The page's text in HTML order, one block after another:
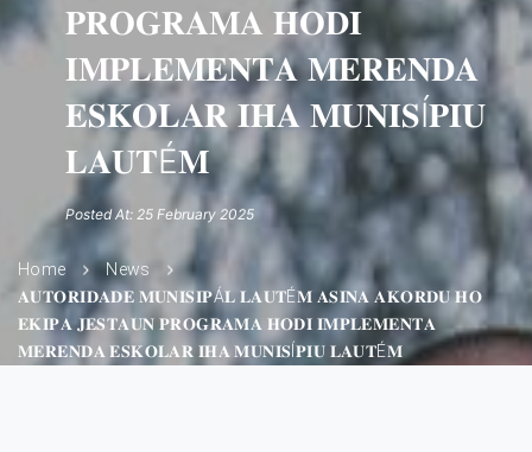
𝐏𝐑𝐎𝐆𝐑𝐀𝐌𝐀 𝐇𝐎𝐃𝐈
𝐈𝐌𝐏𝐋𝐄𝐌𝐄𝐍𝐓𝐀 𝐌𝐄𝐑𝐄𝐍𝐃𝐀
𝐄𝐒𝐊𝐎𝐋𝐀𝐑 𝐈𝐇𝐀 𝐌𝐔𝐍𝐈𝐒Í𝐏𝐈𝐔
𝐋𝐀𝐔𝐓É𝐌
Posted At: 25 February 2025
Home
News
𝐀𝐔𝐓𝐎𝐑𝐈𝐃𝐀𝐃𝐄 𝐌𝐔𝐍𝐈𝐒𝐈𝐏Á𝐋 𝐋𝐀𝐔𝐓É𝐌 𝐀𝐒𝐈𝐍𝐀 𝐀𝐊𝐎𝐑𝐃𝐔 𝐇𝐎
𝐄𝐊𝐈𝐏𝐀 𝐉𝐄𝐒𝐓𝐀𝐔𝐍 𝐏𝐑𝐎𝐆𝐑𝐀𝐌𝐀 𝐇𝐎𝐃𝐈 𝐈𝐌𝐏𝐋𝐄𝐌𝐄𝐍𝐓𝐀
𝐌𝐄𝐑𝐄𝐍𝐃𝐀 𝐄𝐒𝐊𝐎𝐋𝐀𝐑 𝐈𝐇𝐀 𝐌𝐔𝐍𝐈𝐒Í𝐏𝐈𝐔 𝐋𝐀𝐔𝐓É𝐌